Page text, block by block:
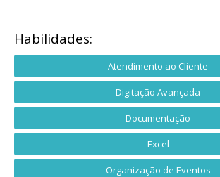
Habilidades:
Atendimento ao Cliente
Digitação Avançada
Documentação
Excel
Organização de Eventos